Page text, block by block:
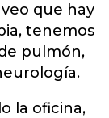
que hay
tenemos
pulmón,
la oficina,